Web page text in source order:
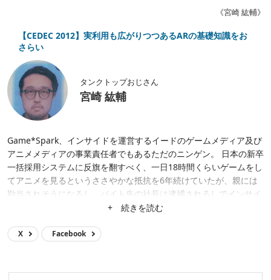
《宮崎 紘輔》
【CEDEC 2012】実利用も広がりつつあるARの基礎知識をお
さらい
タンクトップおじさん
宮崎 紘輔
Game*Spark、インサイドを運営するイードのゲームメディア及び
アニメメディアの事業責任者でもあるただのニンゲン。 日本の新卒
一括採用システムに反旗を翻すべく、一日18時間くらいゲームをし
てアニメを見るというささやかな抵抗を6年続けていたが、親には
勘当されそうになるし、バイト先の社長は逮捕されるしでインサイ
ド編集部に無気力バイトとして転がり込む。 偶然も重なって2017
Game*Sparkの編集長的ポジションに就くも、ちょっとしたハプニ
と、ゲームやアニメを自分達で出すこと（ウィザードリィでちょっ
+ 続きを読む
X Facebook